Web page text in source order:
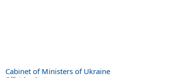
Cabinet of Ministers of Ukraine